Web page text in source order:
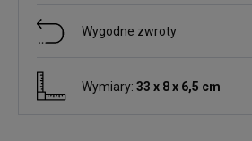
Wygodne zwroty
Wymiary: 33 x 8 x 6,5 cm